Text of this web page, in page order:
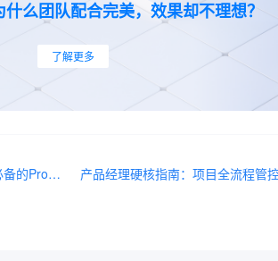
么团队配合完美，效果却不理想？
了解更多
Prompt从"玄学"到"工程"：2026年AI产品经理PM必备的Prompt体系搭建指南